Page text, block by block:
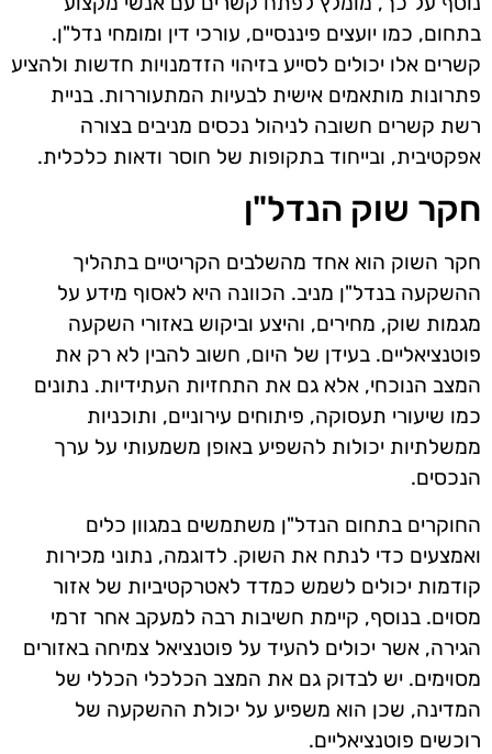
בתחום, כמו יועצים פיננסיים, עורכי דין ומומחי נדל"ן.
קשרים אלו יכולים לסייע בזיהוי הזדמנויות חדשות ולהציע
פתרונות מותאמים אישית לבעיות המתעוררות. בניית
רשת קשרים חשובה לניהול נכסים מניבים בצורה
אפקטיבית, ובייחוד בתקופות של חוסר ודאות כלכלית.
חקר שוק הנדל"ן
חקר השוק הוא אחד מהשלבים הקריטיים בתהליך
ההשקעה בנדל"ן מניב. הכוונה היא לאסוף מידע על
מגמות שוק, מחירים, והיצע וביקוש באזורי השקעה
פוטנציאליים. בעידן של היום, חשוב להבין לא רק את
המצב הנוכחי, אלא גם את התחזיות העתידיות. נתונים
כמו שיעורי תעסוקה, פיתוחים עירוניים, ותוכניות
ממשלתיות יכולות להשפיע באופן משמעותי על ערך
הנכסים.
החוקרים בתחום הנדל"ן משתמשים במגוון כלים
ואמצעים כדי לנתח את השוק. לדוגמה, נתוני מכירות
קודמות יכולים לשמש כמדד לאטרקטיביות של אזור
מסוים. בנוסף, קיימת חשיבות רבה למעקב אחר זרמי
הגירה, אשר יכולים להעיד על פוטנציאל צמיחה באזורים
מסוימים. יש לבדוק גם את המצב הכלכלי הכללי של
המדינה, שכן הוא משפיע על יכולת ההשקעה של
רוכשים פוטנציאליים.